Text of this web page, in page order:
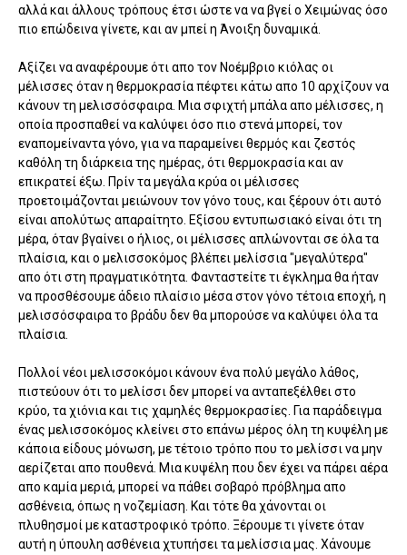
αλλά και άλλους τρόπους έτσι ώστε να να βγεί ο Χειμώνας όσο
πιο επώδεινα γίνετε, και αν μπεί η Άνοιξη δυναμικά.
Αξίζει να αναφέρουμε ότι απο τον Νοέμβριο κιόλας οι
μέλισσες όταν η θερμοκρασία πέφτει κάτω απο 10 αρχίζουν να
κάνουν τη μελισσόσφαιρα. Μια σφιχτή μπάλα απο μέλισσες, η
οποία προσπαθεί να καλύψει όσο πιο στενά μπορεί, τον
εναπομείναντα γόνο, για να παραμείνει θερμός και ζεστός
καθόλη τη διάρκεια της ημέρας, ότι θερμοκρασία και αν
επικρατεί έξω. Πρίν τα μεγάλα κρύα οι μέλισσες
προετοιμάζονται μειώνουν τον γόνο τους, και ξέρουν ότι αυτό
είναι απολύτως απαραίτητο. Εξίσου εντυπωσιακό είναι ότι τη
μέρα, όταν βγαίνει ο ήλιος, οι μέλισσες απλώνονται σε όλα τα
πλαίσια, και ο μελισσοκόμος βλέπει μελίσσια "μεγαλύτερα"
απο ότι στη πραγματικότητα. Φανταστείτε τι έγκλημα θα ήταν
να προσθέσουμε άδειο πλαίσιο μέσα στον γόνο τέτοια εποχή, η
μελισσόσφαιρα το βράδυ δεν θα μπορούσε να καλύψει όλα τα
πλαίσια.
Πολλοί νέοι μελισσοκόμοι κάνουν ένα πολύ μεγάλο λάθος,
πιστεύουν ότι το μελίσσι δεν μπορεί να ανταπεξέλθει στο
κρύο, τα χιόνια και τις χαμηλές θερμοκρασίες. Για παράδειγμα
ένας μελισσοκόμος κλείνει στο επάνω μέρος όλη τη κυψέλη με
κάποια είδους μόνωση, με τέτοιο τρόπο που το μελίσσι να μην
αερίζεται απο πουθενά. Μια κυψέλη που δεν έχει να πάρει αέρα
απο καμία μεριά, μπορεί να πάθει σοβαρό πρόβλημα απο
ασθένεια, όπως η νοζεμίαση. Και τότε θα χάνονται οι
πλυθησμοί με καταστροφικό τρόπο. Ξέρουμε τι γίνετε όταν
αυτή η ύπουλη ασθένεια χτυπήσει τα μελίσσια μας. Χάνουμε